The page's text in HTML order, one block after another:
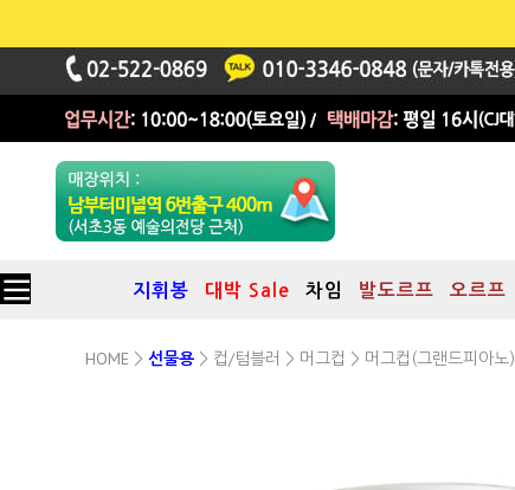
지휘봉 대박 Sale 차임 발도르프 오르프
HOME > 선물용 > 컵/텀블러 > 머그컵 > 머그컵(그랜드피아노)